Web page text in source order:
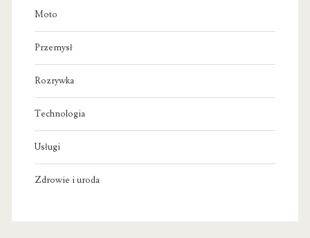
Moto
Przemysł
Rozrywka
Technologia
Usługi
Zdrowie i uroda